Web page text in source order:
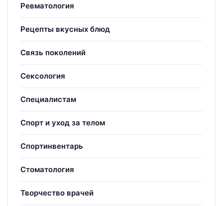
Ревматология
Рецепты вкусных блюд
Связь поколений
Сексология
Специалистам
Спорт и уход за телом
Спортинвентарь
Стоматология
Творчество врачей